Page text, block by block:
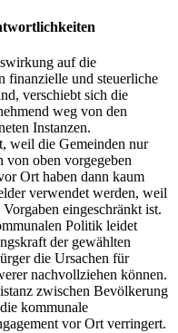
auf die
finanzielle und steuerliche
verschiebt sich die
weg von den
Instanzen.
weil die Gemeinden nur
von oben vorgegeben
Ort haben dann kaum
verwendet werden, weil
eingeschränkt ist.
Politik leidet
der gewählten
die Ursachen für
nachvollziehen können.
zwischen Bevölkerung
kommunale
vor Ort verringert.